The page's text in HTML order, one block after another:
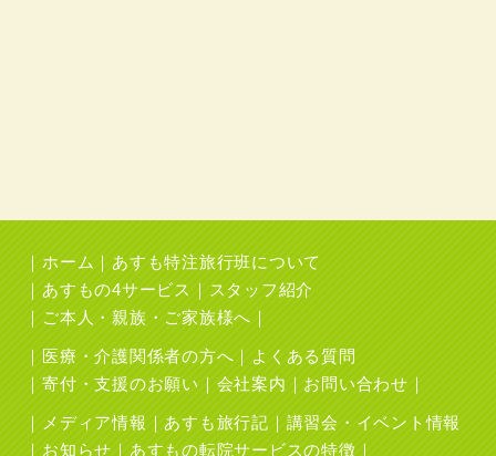
ホーム
あすも特注旅行班について
あすもの4サービス
スタッフ紹介
ご本人・親族・ご家族様へ
医療・介護関係者の方へ
よくある質問
寄付・支援のお願い
会社案内 お問い合わせ
メディア情報 あすも旅行記
講習会・イベント情報
お知らせ
あすもの転院サービスの特徴